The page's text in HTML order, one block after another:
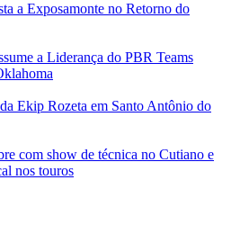
a Exposamonte no Retorno do
a Liderança do PBR Teams
Ekip Rozeta em Santo Antônio do
com show de técnica no Cutiano e
nos touros